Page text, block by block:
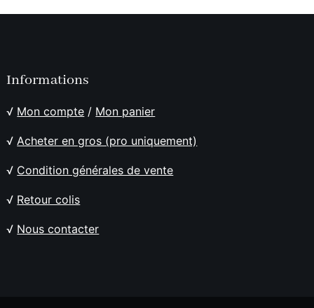
Informations
√ Mon compte / Mon panier
√ Acheter en gros (pro uniquement)
√ Condition générales de vente
√ Retour colis
√ Nous contacter